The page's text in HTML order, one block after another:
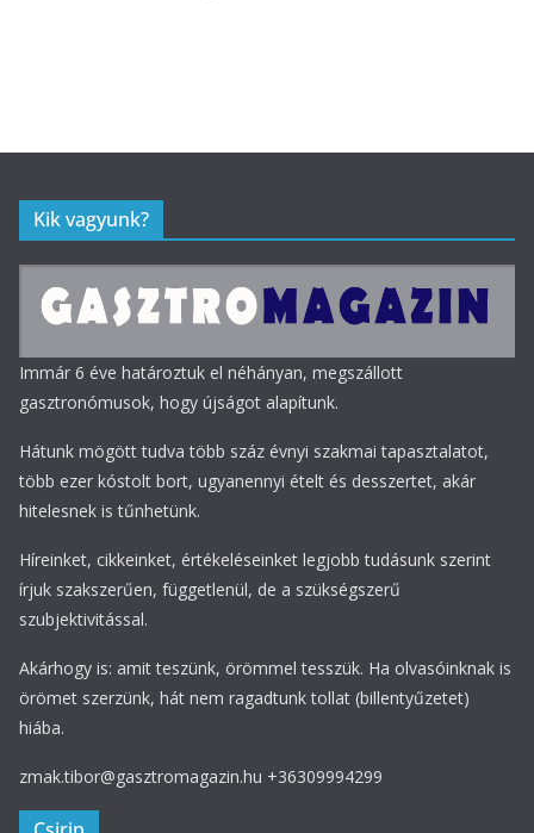
Kik vagyunk?
Immár 6 éve határoztuk el néhányan, megszállott
gasztronómusok, hogy újságot alapítunk.
Hátunk mögött tudva több száz évnyi szakmai tapasztalatot,
több ezer kóstolt bort, ugyanennyi ételt és desszertet, akár
hitelesnek is tűnhetünk.
Híreinket, cikkeinket, értékeléseinket legjobb tudásunk szerint
írjuk szakszerűen, függetlenül, de a szükségszerű
szubjektivitással.
Akárhogy is: amit teszünk, örömmel tesszük. Ha olvasóinknak is
örömet szerzünk, hát nem ragadtunk tollat (billentyűzetet)
hiába.
zmak.tibor@gasztromagazin.hu +36309994299